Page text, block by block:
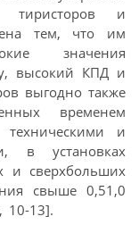
тиристоров и
тем, что им
значения
высокий КПД и
выгодно также
временем
и
в установках
и сверхбольших
свыше 0,51,0
10-13].